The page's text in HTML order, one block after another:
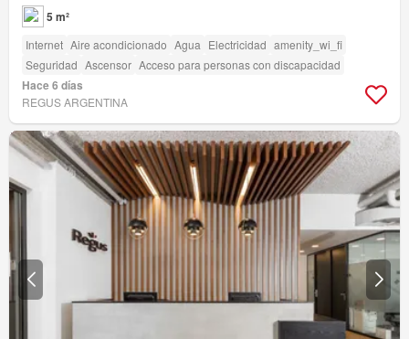
5 m²
Internet Aire acondicionado Agua Electricidad amenity_wi_fi
Seguridad Ascensor Acceso para personas con discapacidad
Hace 6 días
REGUS ARGENTINA